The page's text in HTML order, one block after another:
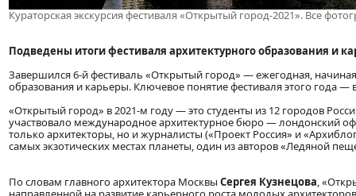
Кураторская экскурсия фестиваля «Открытый город-2021». Все
Подведены итогифестиваля архитектурного образования и
Завершился 6-й фестиваль «Открытый город» — ежегодная,
образования и карьеры. Ключевое понятие фестиваля этого года
«Открытый город» в 2021-м году — это студенты из 12 городов
участвовало международное архитектурное бюро — лондонский
только архитекторы, но и журналисты («Проект Россия» и
самых экзотических местах планеты, один из авторов «Ледяной
По словам главного архитектора Москвы Сергея Кузнецова,